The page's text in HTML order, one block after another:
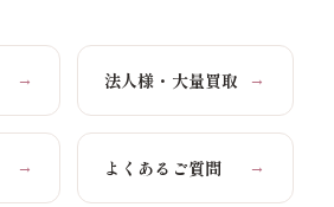
→ 法人様・大量買取 →
→ よくあるご質問 →